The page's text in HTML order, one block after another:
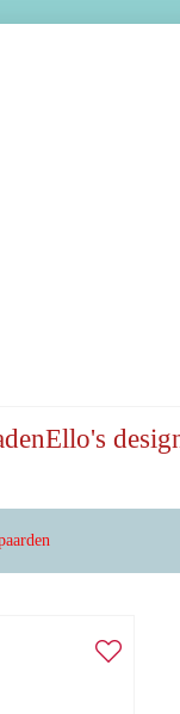
Ello's